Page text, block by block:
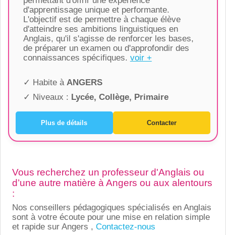
d'apprentissage unique et performante.
L'objectif est de permettre à chaque élève
d'atteindre ses ambitions linguistiques en
Anglais, qu'il s'agisse de renforcer les bases,
de préparer un examen ou d'approfondir des
connaissances spécifiques. voir +
✓ Habite à ANGERS
✓ Niveaux : Lycée, Collège, Primaire
Plus de détails Contacter
Vous recherchez un professeur d'Anglais ou
d’une autre matière à Angers ou aux alentours
:
Nos conseillers pédagogiques spécialisés en Anglais
sont à votre écoute pour une mise en relation simple
et rapide sur Angers , Contactez-nous